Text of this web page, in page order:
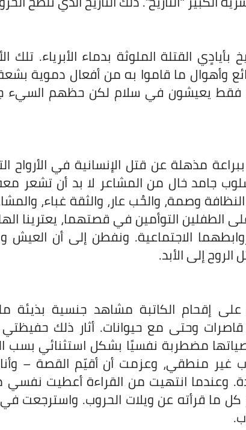
بأيادٍي القتلة الملوثة بدماء الأبرياء. تلك
وأهوال ما قاموا به من أفعال دموية
فقط يعيشون في سلام لكن حظهم السيء
مذهلة عن قتل الإنسانية في
جامد خال من المشاعر لا بد أن تشعر
النظافة وصمة، والحُب عار، والثقة غباء،
الطفلين التوأمين في قصتهما، يعترينا
الاجتماعية. ونفطن إلى أن العيش
إلى الأبد.
إقحام الكاتبة مشاهد جنسية بذيئة
قاصرات وحتى مع حيوانات. أثار ذلك
مضطربة نفسيًا بشكل استثنائي بسب
غير منطقي، وعزمت أن أقيّم القصة –
وعندما انتهيت من القراءة أعطيت نفسي
كل ما قرأته عن ويلات الحروب. واسترجعت